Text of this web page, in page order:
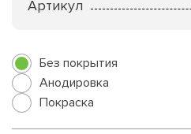
Артикул
Без покрытия
Анодировка
Покраска